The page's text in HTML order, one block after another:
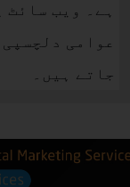
ہے۔ ویب سائٹ
عوامی
جاتے ہیں۔